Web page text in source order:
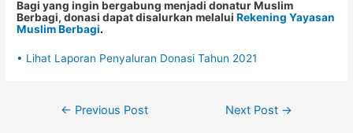
Bagi yang ingin bergabung menjadi donatur Muslim
Berbagi, donasi dapat disalurkan melaluiRekening Yayasan
Muslim Berbagi.
• Lihat Laporan Penyaluran Donasi Tahun 2021
Post
← Previous Post Next Post →